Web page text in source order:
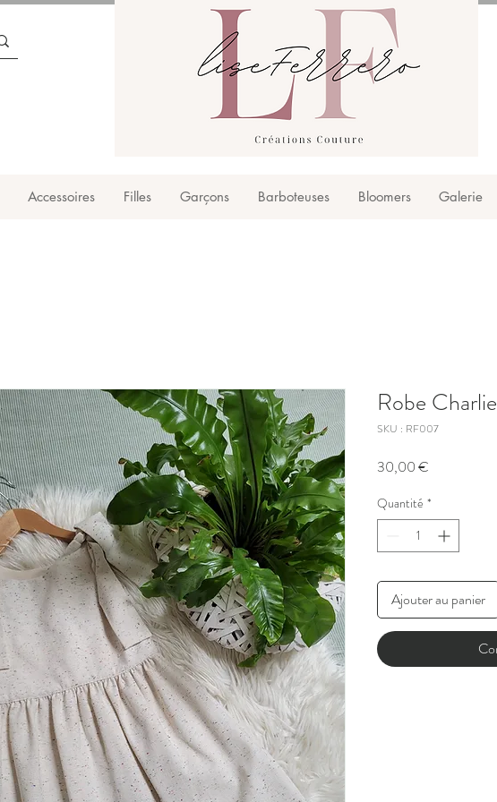
Accessoires Filles Garçons Barboteuses Bloomers Galerie
Robe Charlie
SKU : RF007
30,00 €
Quantité *
Ajouter au panier